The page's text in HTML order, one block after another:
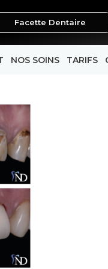
Facette Dentaire
NOS SOINS TARIFS